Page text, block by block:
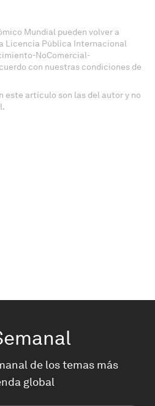
Mundial pueden volver a
Licencia Pública Internacional
NoComercial-
con nuestras condiciones de
este artículo son las del autor y no
de los temas más
global